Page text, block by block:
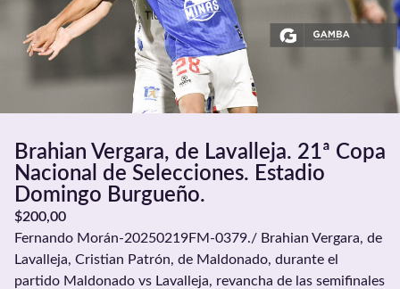
Brahian Vergara, de Lavalleja. 21ª Copa
Nacional de Selecciones. Estadio
Domingo Burgueño.
$200,00
Fernando Morán-20250219FM-0379./ Brahian Vergara, de
Lavalleja, Cristian Patrón, de Maldonado, durante el
partido Maldonado vs Lavalleja, revancha de las semifinales